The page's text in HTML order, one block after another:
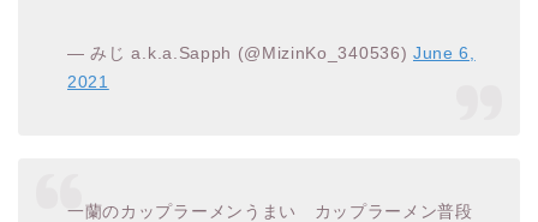
— みじ a.k.a.Sapph (@MizinKo_340536) June 6,
2021
一蘭のカップラーメンうまい カップラーメン普段